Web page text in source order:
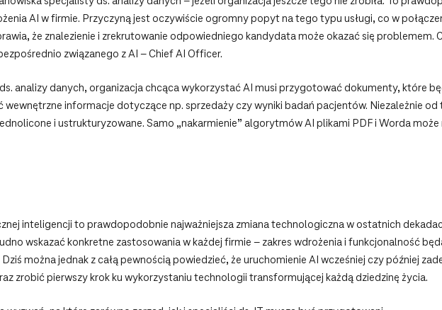
AI w firmie. Przyczyną jest oczywiście ogromny popyt na tego typu usługi, co w
że znalezienie i zrekrutowanie odpowiedniego kandydata może okazać się problemem.
związanego z AI – Chief AI Officer.
analizy danych, organizacja chcąca wykorzystać AI musi przygotować dokumenty, które
informacje dotyczące np. sprzedaży czy wyniki badań pacjentów. Niezależnie od
i ustrukturyzowane. Samo „nakarmienie” algorytmów AI plikami PDF i Worda może
inteligencji to prawdopodobnie najważniejsza zmiana technologiczna w ostatnich
wskazać konkretne zastosowania w każdej firmie – zakres wdrożenia i funkcjonalność
można jednak z całą pewnością powiedzieć, że uruchomienie AI wcześniej czy później
zrobić pierwszy krok ku wykorzystaniu technologii transformującej każdą dziedzinę życia.